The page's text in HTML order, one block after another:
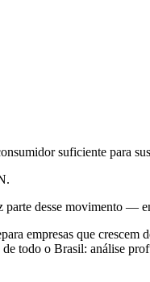
suficiente para
desse movimento —
empresas que
todo o Brasil: análise